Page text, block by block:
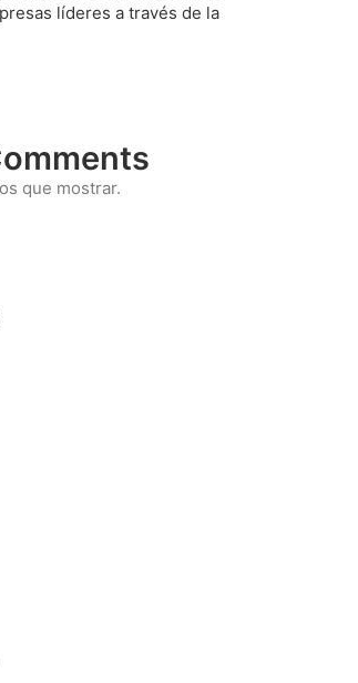
líderes a través de la
que mostrar.